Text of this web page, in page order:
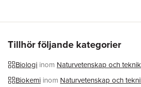
Förlag
Springer
Tillhör följande kategorier
Biologi inom Naturvetenskap och teknik
Biokemi inom Naturvetenskap och